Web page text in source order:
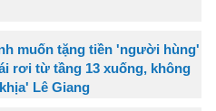
muốn tặng tiền 'người hùng'
rơi từ tầng 13 xuống, không
Lê Giang